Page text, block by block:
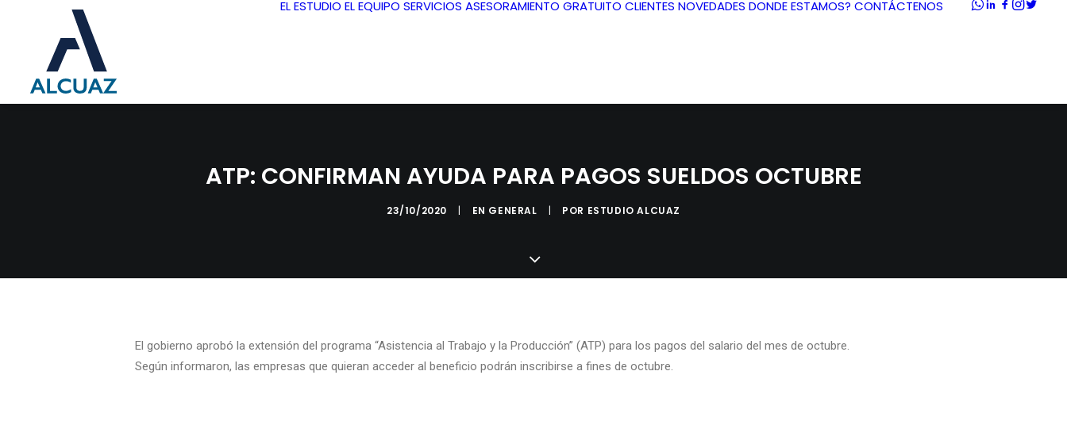
EL ESTUDIO EL EQUIPO SERVICIOS ASESORAMIENTO GRATUITO CLIENTES NOVEDADES DONDE ESTAMOS? CONTÁCTENOS
ATP: CONFIRMAN AYUDA PARA PAGOS SUELDOS OCTUBRE
23/10/2020 | EN GENERAL | POR ESTUDIO ALCUAZ
El gobierno aprobó la extensión del programa “Asistencia al Trabajo y la Producción” (ATP) para los pagos del salario del mes de octubre.
Según informaron, las empresas que quieran acceder al beneficio podrán inscribirse a fines de octubre.